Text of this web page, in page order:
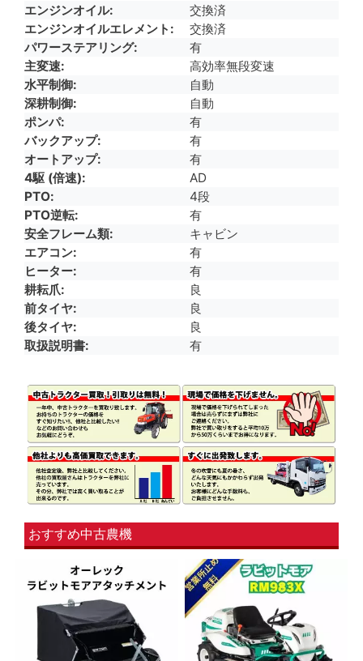
エンジンオイル
交換済
エンジンオイルエレメント
交換済
パワーステアリング
有
主変速
高効率無段変速
水平制御
自動
深耕制御
自動
ポンパ
有
バックアップ
有
オートアップ
有
4駆 (倍速)
AD
PTO
4段
PTO逆転
有
安全フレーム類
キャビン
エアコン
有
ヒーター
有
耕耘爪
良
前タイヤ
良
後タイヤ
良
取扱説明書
有
おすすめ中古農機